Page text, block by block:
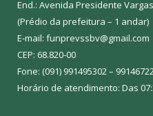
End.: Avenida Presidente
(Prédio da prefeitura – 1 andar)
E-mail: funprevssbv@gmail.com
CEP: 68.820-00
Fone: (091) 991495302 –
Horário de atendimento: Das